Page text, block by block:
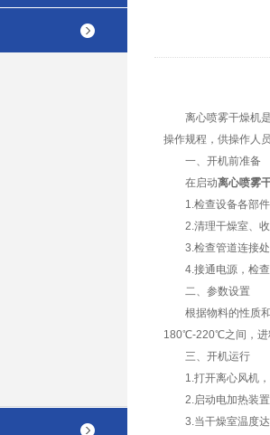
离心喷雾干燥机是
操作规程，供操作人
一、开机前准备
在启动离心喷雾
1.检查设备各部件
2.清理干燥室、收
3.检查管道连接处
4.接通电源，检查
二、参数设置
根据物料的性质和
180℃-220℃之间，进
三、开机运行
1.打开离心风机，
2.启动电加热装置
3.当干燥室温度达